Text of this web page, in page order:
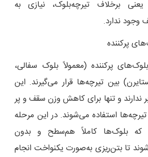
برخلاف تیرچه‌بلوک، نیازی به
وجود ندارد.
پرکننده (معمولاً بلوک سفالی،
بین تیرچه‌ها قرار می‌گیرند. این
ندارند و تنها برای کاهش وزن سقف و پر
استفاده می‌شوند. در این مرحله
که بلوک‌ها کاملاً هم‌سطح و بدون
تا بتن‌ریزی به‌صورت یکنواخت انجام